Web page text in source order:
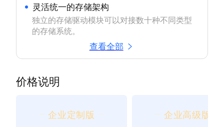
灵活统一的存储架构
独立的存储驱动模块可以对接数十种不同类型
的存储系统。
查看全部
价格说明
企业定制版 企业高级版